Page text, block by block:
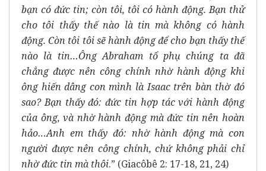
bạn có đức tin; còn tôi, tôi có hành động. Bạn thử
cho tôi thấy thế nào là tin mà không có hành
động. Còn tôi tôi sẽ hành động để cho bạn thấy thế
nào là tin…Ông Abraham tổ phụ chúng ta đã
chẳng được nên công chính nhờ hành động khi
ông hiến dâng con mình là Isaac trên bàn thờ đó
sao? Bạn thấy đó: đức tin hợp tác với hành động
của ông, và nhờ hành động mà đức tin nên hoàn
hảo…Anh em thấy đó: nhờ hành động mà con
người được nên công chính, chứ không phải chỉ
nhờ đức tin mà thôi.” (Giacôbê 2: 17-18, 21, 24)